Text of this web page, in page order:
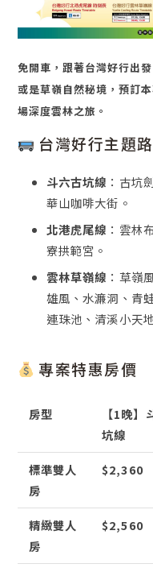
免開車，跟著台灣好行出
或是草嶺自然秘境，預訂
場深度雲林之旅。
台灣好行主題
斗六古坑線 ： 古坑
華山咖啡大街。
北港虎尾線 ： 雲林
寮拱範宮。
雲林草嶺線 ： 草嶺
雄風、水濂洞、青
連珠池、清溪小天
專案特惠房價
房型
【1晚】
坑線
標準雙人
房
$2,360
精緻雙人
房
$2,560